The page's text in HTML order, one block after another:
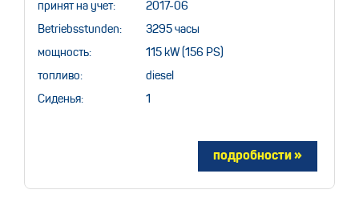
принят на учет: 2017-06
Betriebsstunden: 3295 часы
мощность: 115 kW (156 PS)
топливо: diesel
Сиденья: 1